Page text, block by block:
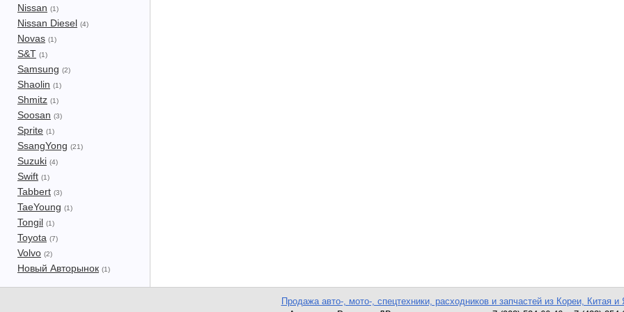
Nissan (1)
Nissan Diesel (4)
Novas (1)
S&T (1)
Samsung (2)
Shaolin (1)
Shmitz (1)
Soosan (3)
Sprite (1)
SsangYong (21)
Suzuki (4)
Swift (1)
Tabbert (3)
TaeYoung (1)
Tongil (1)
Toyota (7)
Volvo (2)
Новый Авторынок (1)
Продажа авто-, мото-, спецтехники, расходников и запчастей из Кореи, Китая и